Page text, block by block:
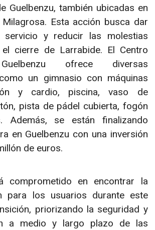
Guelbenzu, también ubicadas en
Esta acción busca dar
servicio y reducir las molestias
cierre de Larrabide. El Centro
ofrece diversas
un gimnasio con máquinas
y cardio, piscina, vaso de
pista de pádel cubierta, fogón
Además, se están finalizando
en Guelbenzu con una inversión
de euros.
comprometido en encontrar la
para los usuarios durante este
priorizando la seguridad y
a medio y largo plazo de las